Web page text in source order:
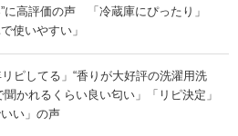
に高評価の声 「冷蔵庫にぴったり」
使いやすい」
リピしてる」“香りが大好評の洗濯用洗
聞かれるくらい良い匂い」「リピ決定」
いい」の声